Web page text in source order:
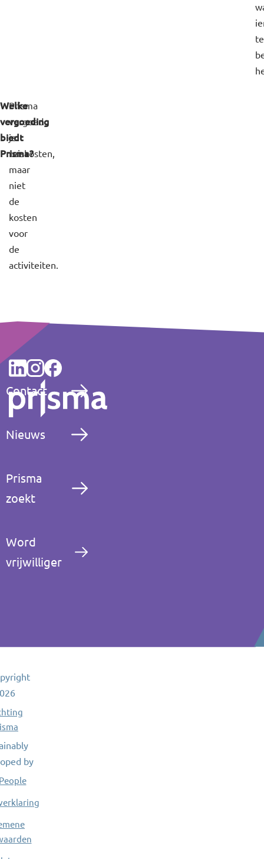
te
Welke
vergoeding
biedt
Prisma?
Prisma
vergoed
je
reiskosten,
maar
niet
de
kosten
voor
de
activiteiten.
Contact
Nieuws
Prisma
zoekt
Word
vrijwilliger
by